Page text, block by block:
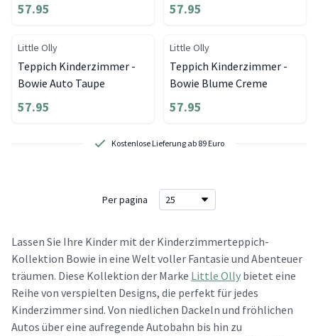
57.95 57.95
Little Olly
Teppich Kinderzimmer -
Bowie Auto Taupe
57.95
Little Olly
Teppich Kinderzimmer -
Bowie Blume Creme
57.95
Kostenlose Lieferung ab 89 Euro
Per pagina
Lassen Sie Ihre Kinder mit der Kinderzimmerteppich-
Kollektion Bowie in eine Welt voller Fantasie und Abenteuer
träumen. Diese Kollektion der Marke Little Olly bietet eine
Reihe von verspielten Designs, die perfekt für jedes
Kinderzimmer sind. Von niedlichen Dackeln und fröhlichen
Autos über eine aufregende Autobahn bis hin zu